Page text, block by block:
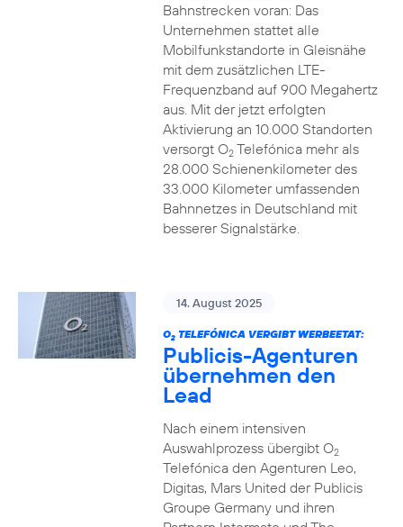
Bahnstrecken voran: Das
Unternehmen stattet alle
Mobilfunkstandorte in Gleisnähe
mit dem zusätzlichen LTE-
Frequenzband auf 900 Megahertz
aus. Mit der jetzt erfolgten
Aktivierung an 10.000 Standorten
versorgt O2Telefónica mehr als
28.000 Schienenkilometer des
33.000 Kilometer umfassenden
Bahnnetzes in Deutschland mit
besserer Signalstärke.
14. August 2025
O2TELEFÓNICA VERGIBT WERBEETAT:
Publicis-Agenturen
übernehmen den
Lead
Nach einem intensiven
Auswahlprozess übergibt O2
Telefónica den Agenturen Leo,
Digitas, Mars United der Publicis
Groupe Germany und ihren